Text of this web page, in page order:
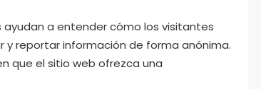
ayudan a entender cómo los visitantes
reportar información de forma anónima.
que el sitio web ofrezca una